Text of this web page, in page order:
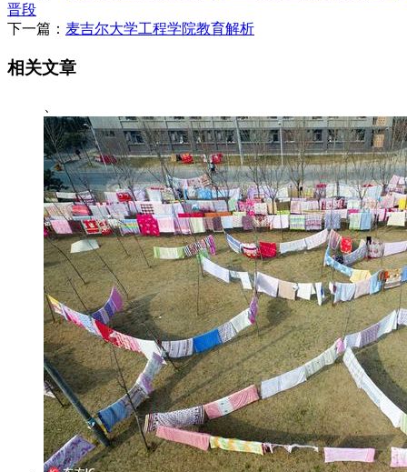
晋段
下一篇： 麦吉尔大学工程学院教育解析
相关文章